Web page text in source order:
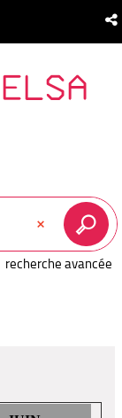
recherche avancée